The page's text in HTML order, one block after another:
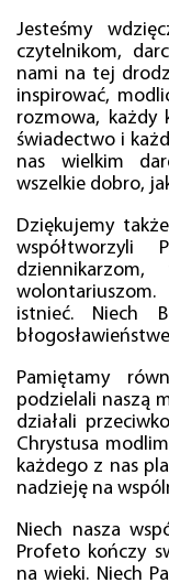
Jesteśmy
czytelnikom,
nami na tej
inspirować,
rozmowa, każdy
świadectwo i
nas wielkim
wszelkie dobro,
Dziękujemy
współtworzyli
dziennikarzom,
istnieć. Niech
Pamiętamy
podzielali naszą
działali
Chrystusa
każdego z nas
nadzieję na
Niech nasza
Profeto kończy
na wieki. Niech